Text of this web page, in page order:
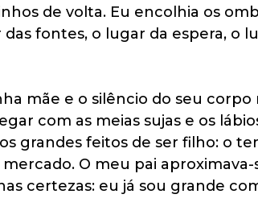
de volta. Eu encolhia os
fontes, o lugar da espera, o
mãe e o silêncio do seu
com as meias sujas e os
grandes feitos de ser filho: o
O meu pai
certezas: eu já sou grande